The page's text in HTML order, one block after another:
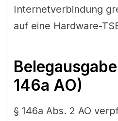
Internetverbindung
auf eine Hardware-
146a AO)
§ 146a Abs. 2 AO